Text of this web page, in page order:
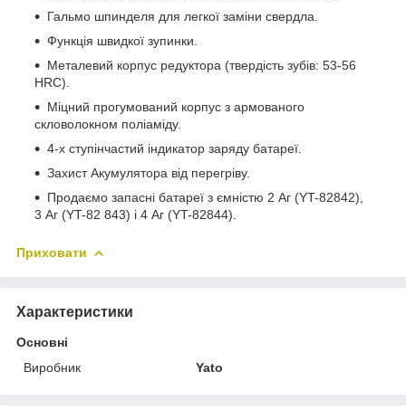
Гальмо шпинделя для легкої заміни свердла.
Функція швидкої зупинки.
Металевий корпус редуктора (твердість зубів: 53-56
HRC).
Міцний прогумований корпус з армованого
скловолокном поліаміду.
4-х ступінчастий індикатор заряду батареї.
Захист Акумулятора від перегріву.
Продаємо запасні батареї з ємністю 2 Аг (YT-82842),
3 Аг (YT-82 843) і 4 Аг (YT-82844).
Приховати
Характеристики
Основні
Виробник
Yato